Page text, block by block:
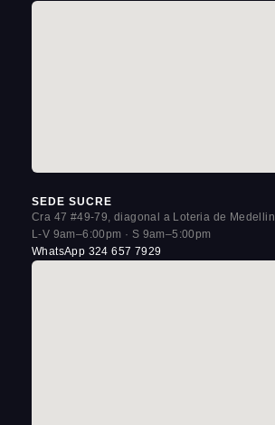
SEDE SUCRE
Cra 47 #49-79, diagonal a Loteria de Medellin
L-V 9am–6:00pm · S 9am–5:00pm
WhatsApp 324 657 7929